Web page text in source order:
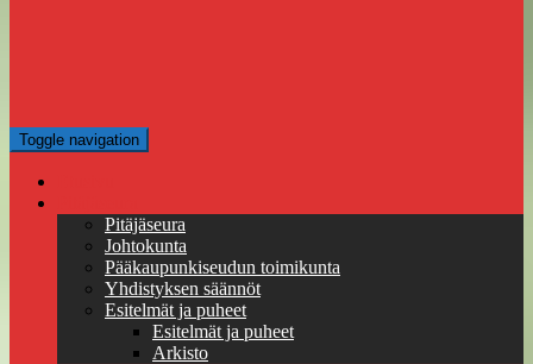
Toggle navigation
Pitäjäseura
Johtokunta
Pääkaupunkiseudun toimikunta
Yhdistyksen säännöt
Esitelmät ja puheet
Esitelmät ja puheet
Arkisto